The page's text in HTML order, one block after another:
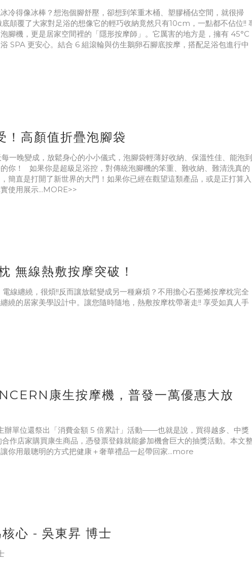
冷得像冰棒？想泡個腳舒壓，卻想到笨重木桶、塑膠桶佔空間，就很掃
顛覆了大家對足浴的想像它的輕巧收納竟然只有10cm，一點都不佔位!!
腳機，更是居家空間裡的「隱形按摩師」。它厲害的地方是，擁有 45°C
SPA 更安心。結合 6 組滾輪與仿生鵝卵石腳底按摩，搭配足浴包進行中
！高顏值折疊泡腳袋
晚變成，放鬆身心的小小儀式，泡腳袋輕薄好收納、保溫性佳、能泡到
你！ 如果你是超級足浴控，對傳統泡腳機的笨重、難收納、難清洗真的
簡直是打開了新世界的大門！如果你已經在觀望這類產品，或是正打算入
實使用展示...MORE>>
【Concern 開箱】石墨烯按摩枕 無線熱敷按摩突破！
線纏繞，很煩!!反而讓放鬆變成另一種麻煩？不用擔心石墨烯按摩枕完全
繞的居家美學設計中。讓您隨時隨地，熱敷按摩枕帶著走!! 享受如真人手
康生按摩機，普發一萬優惠大放
辦單位還祭出「消費金額 5 倍累計」活動——也就是說，買得越多、中獎
作店家購買康生商品，憑發票登錄就能參加機會巨大的抽獎活動。本文
你用最聰明的方式把健康＋奢華禮品一起帶回家...more
心 - 吳東昇 博士